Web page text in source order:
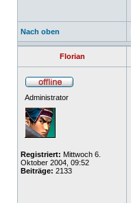
Nach oben
Florian
Administrator
Registriert: Mittwoch 6.
Oktober 2004, 09:52
Beiträge: 2133